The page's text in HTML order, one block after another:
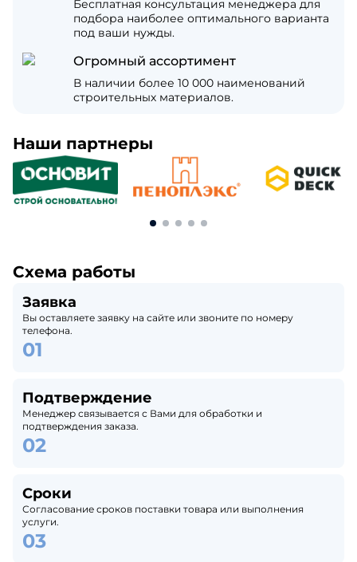
Бесплатная консультация менеджера для
подбора наиболее оптимального варианта
под ваши нужды.
Огромный ассортимент
В наличии более 10 000 наименований
строительных материалов.
Наши партнеры
Схема работы
Заявка
Вы оставляете заявку на сайте или звоните по номеру
телефона.
Подтверждение
Менеджер связывается с Вами для обработки и
подтверждения заказа.
Сроки
Согласование сроков поставки товара или выполнения
услуги.